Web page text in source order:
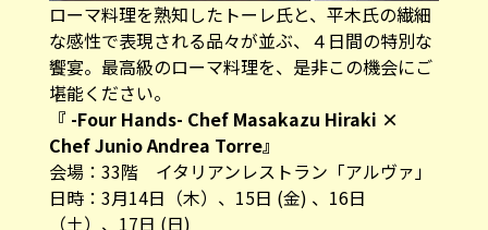
ローマ料理を熟知したトーレ氏と、平木氏の繊細
な感性で表現される品々が並ぶ、４日間の特別な
饗宴。最高級のローマ料理を、是非この機会にご
堪能ください。
『 -Four Hands- Chef Masakazu Hiraki ×
Chef Junio Andrea Torre』
会場：33階 イタリアンレストラン「アルヴァ」
日時：3月14日（木）、15日 (金) 、16日
（土）、17日 (日)